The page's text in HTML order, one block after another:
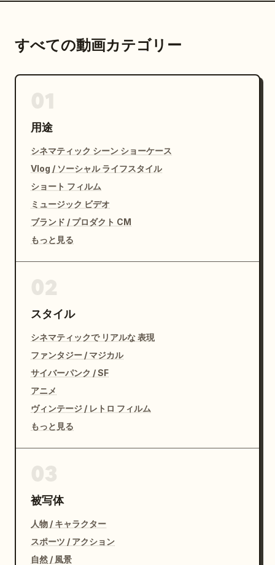
すべての動画カテゴリー
用途
シネマティック シーン ショーケース
Vlog / ソーシャル ライフスタイル
ショート フィルム
ミュージック ビデオ
ブランド / プロダクト CM
もっと見る
スタイル
シネマティックで リアルな 表現
ファンタジー / マジカル
サイバーパンク / SF
アニメ
ヴィンテージ / レトロ フィルム
もっと見る
被写体
人物 / キャラクター
スポーツ / アクション
自然 / 風景